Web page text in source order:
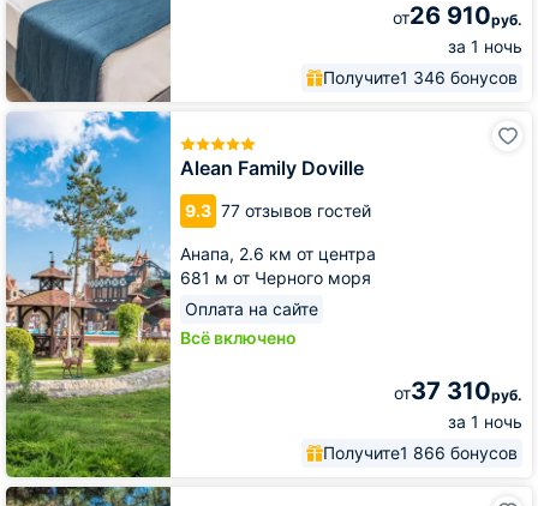
от26 910руб.
за 1 ночь
Получите1 346 бонусов
Alean Family Doville
9.3 77 отзывов гостей
Анапа, 2.6 км от центра
681 м от Черного моря
Оплата на сайте
Всё включено
от37 310руб.
за 1 ночь
Получите1 866 бонусов
Alean
Family
Doville
Отель